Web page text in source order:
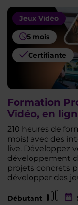
Jeux Vidéo
5 mois
Certifiante
Formation
Vidéo, en
210 heures de
mois) avec des
live. Développez
développement
projets concrets
développer des
Débutant